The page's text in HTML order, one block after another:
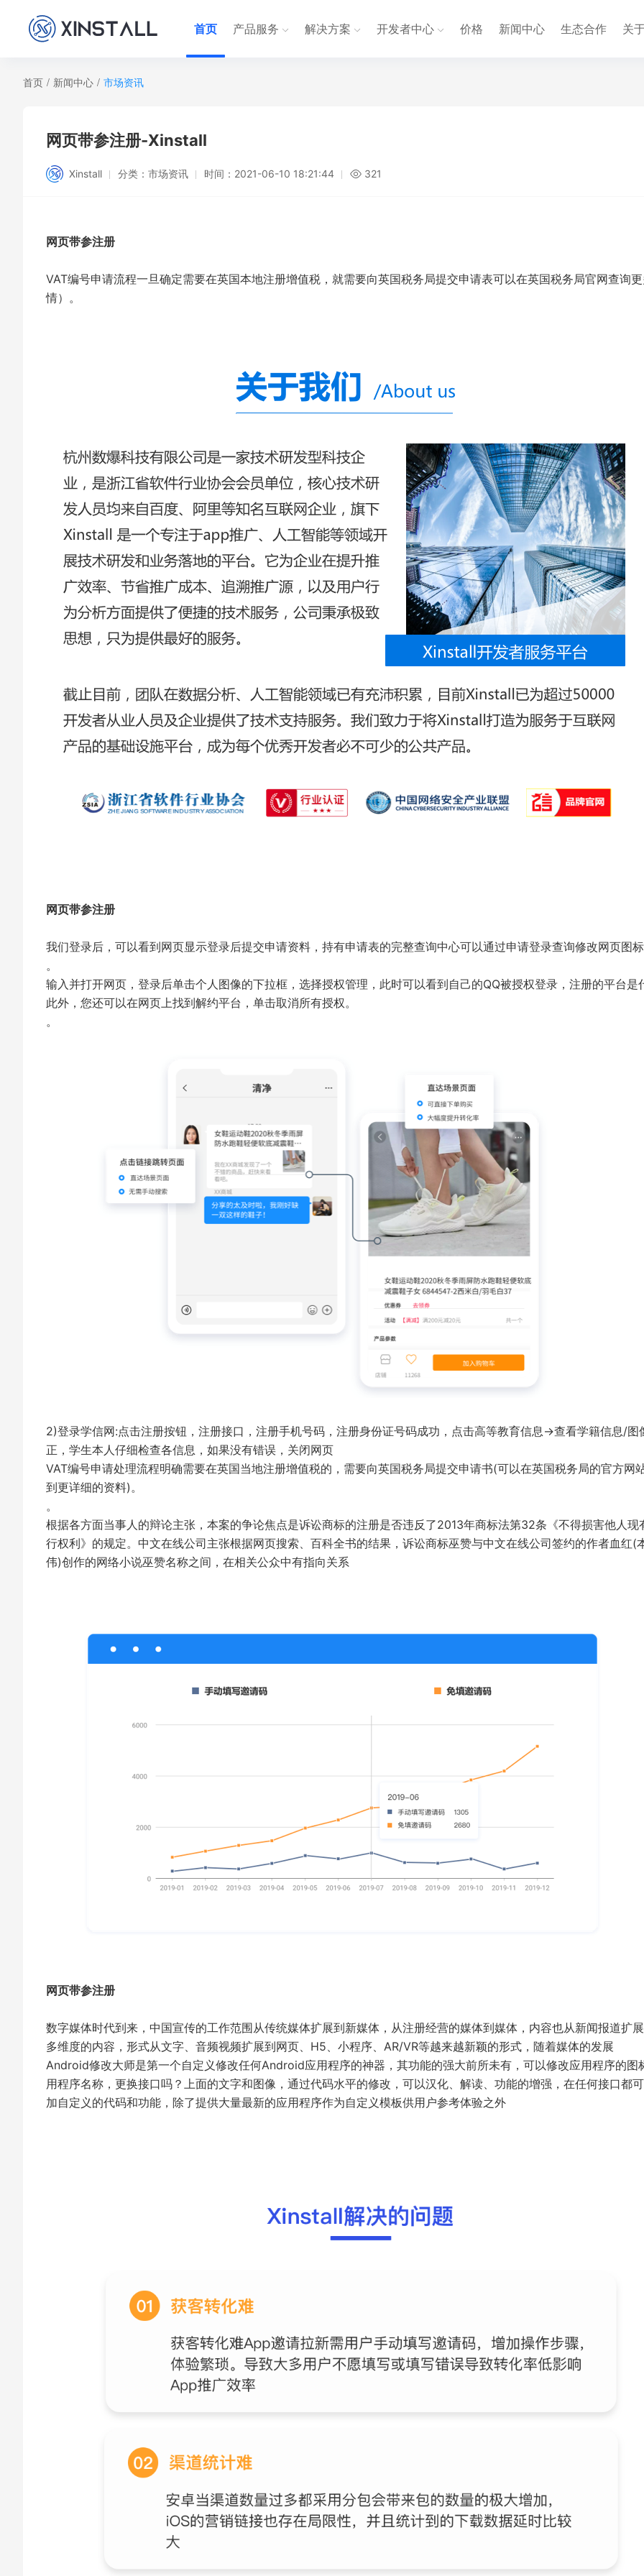
首页 产品服务 解决方案 开发者中心 价格 新闻中心 生态合作 关
首页 / 新闻中心 / 市场资讯
网页带参注册-Xinstall
Xinstall 分类： 市场资讯 时间： 2021-06-10 18:21:44 321
网页带参注册
VAT编号申请流程一旦确定需要在英国本地注册增值税，就需要向英国税务局提交申请表可以在英国税务局官网查询
情）。
网页带参注册
我们登录后，可以看到网页显示登录后提交申请资料，持有申请表的完整查询中心可以通过申请登录查询修改网页图
。
输入并打开网页，登录后单击个人图像的下拉框，选择授权管理，此时可以看到自己的QQ被授权登录，注册的平台是
此外，您还可以在网页上找到解约平台，单击取消所有授权。
。
2)登录学信网:点击注册按钮，注册接口，注册手机号码，注册身份证号码成功，点击高等教育信息→查看学籍信息/图
正，学生本人仔细检查各信息，如果没有错误，关闭网页
VAT编号申请处理流程明确需要在英国当地注册增值税的，需要向英国税务局提交申请书(可以在英国税务局的官方网
到更详细的资料)。
。
根据各方面当事人的辩论主张，本案的争论焦点是诉讼商标的注册是否违反了2013年商标法第32条《不得损害他人现
行权利》的规定。中文在线公司主张根据网页搜索、百科全书的结果，诉讼商标巫赞与中文在线公司签约的作者血红(
伟)创作的网络小说巫赞名称之间，在相关公众中有指向关系
网页带参注册
数字媒体时代到来，中国宣传的工作范围从传统媒体扩展到新媒体，从注册经营的媒体到媒体，内容也从新闻报道扩
多维度的内容，形式从文字、音频视频扩展到网页、H5、小程序、AR/VR等越来越新颖的形式，随着媒体的发展
Android修改大师是第一个自定义修改任何Android应用程序的神器，其功能的强大前所未有，可以修改应用程序的图
用程序名称，更换接口吗？上面的文字和图像，通过代码水平的修改，可以汉化、解读、功能的增强，在任何接口都
加自定义的代码和功能，除了提供大量最新的应用程序作为自定义模板供用户参考体验之外